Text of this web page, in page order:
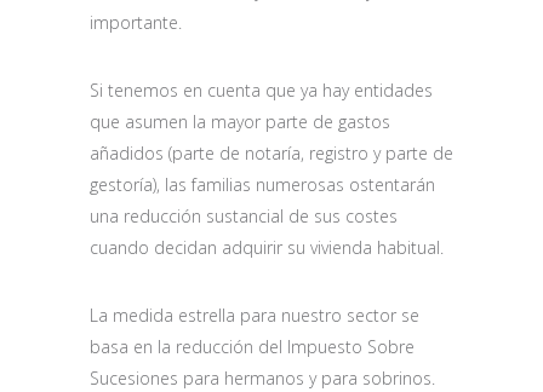
importante.
Si tenemos en cuenta que ya hay entidades
que asumen la mayor parte de gastos
añadidos (parte de notaría, registro y parte de
gestoría), las familias numerosas ostentarán
una reducción sustancial de sus costes
cuando decidan adquirir su vivienda habitual.
La medida estrella para nuestro sector se
basa en la reducción del Impuesto Sobre
Sucesiones para hermanos y para sobrinos.